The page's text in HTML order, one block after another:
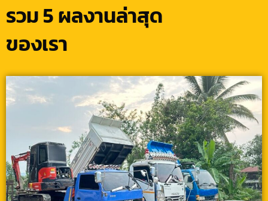
รวม 5 ผลงานล่าสุด
ของเรา